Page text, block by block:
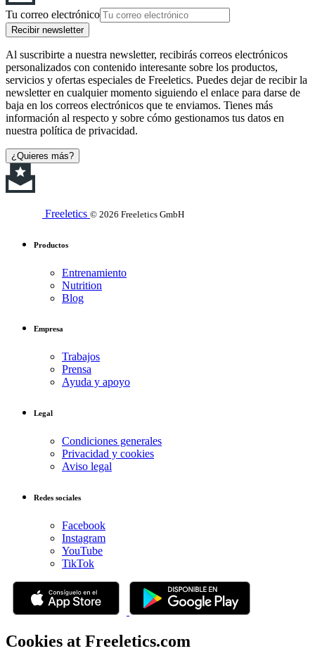
Tu correo electrónico
Recibir newsletter
Al suscribirte a nuestra newsletter, recibirás correos electrónicos
personalizados con contenido interesante sobre los productos,
servicios y ofertas especiales de Freeletics. Puedes dejar de recibir la
newsletter en cualquier momento siguiendo el enlace para darse de
baja en los correos electrónicos que te enviamos. Tienes más
información al respecto y sobre cómo gestionamos tus datos en
nuestra política de privacidad.
¿Quieres más?
Freeletics © 2026 Freeletics GmbH
Productos
Entrenamiento
Nutrition
Blog
Empresa
Trabajos
Prensa
Ayuda y apoyo
Legal
Condiciones generales
Privacidad y cookies
Aviso legal
Redes sociales
Facebook
Instagram
YouTube
TikTok
Cookies at Freeletics.com